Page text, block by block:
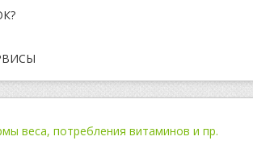
веса, потребления витаминов и пр.